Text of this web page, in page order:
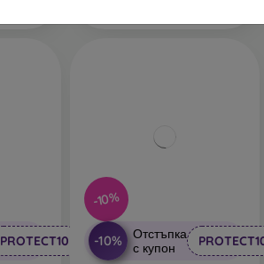
PROTECT10
-10%
-10%
Отстъпка
с купон